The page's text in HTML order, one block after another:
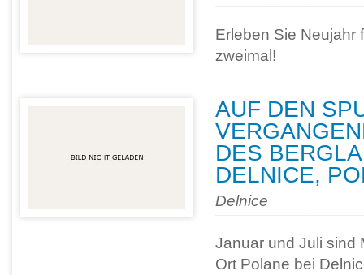
Erleben Sie Neujahr
zweimal!
AUF DEN
DES
DELNICE,
Delnice
Januar und Juli sind
Ort Polane bei